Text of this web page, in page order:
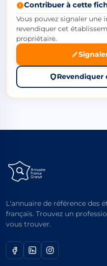
Contribuer à cette
Vous pouvez signaler
revendiquer cet
propriétaire.
Revendiquer
L'annuaire de référence des
français. Trouvez un
vous trouver.